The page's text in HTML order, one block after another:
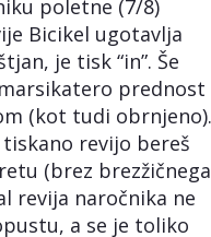
poletne (7/8)
Bicikel ugotavlja
je tisk “in”. Še
prednost
(kot tudi obrnjeno).
revijo bereš
(brez brezžičnega
revija naročnika ne
a se je toliko